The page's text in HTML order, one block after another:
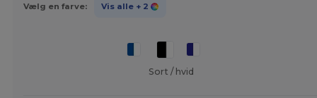
Vælg en farve: Vis alle + 2
Sort / hvid